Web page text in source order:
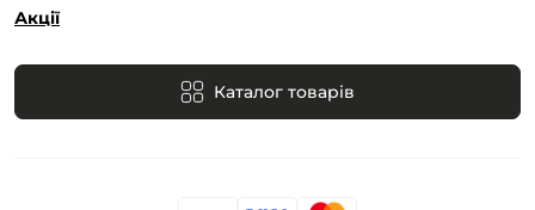
Акції
Каталог товарів